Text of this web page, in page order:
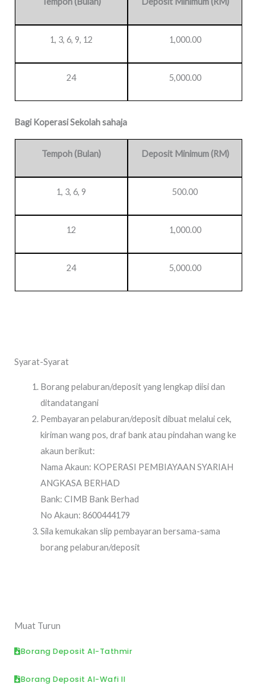
1, 3, 6, 9, 12 1,000.00
24 5,000.00
Bagi Koperasi Sekolah sahaja
Tempoh (Bulan) Deposit Minimum (RM)
1, 3, 6, 9 500.00
12 1,000.00
24 5,000.00
Syarat-Syarat
Borang pelaburan/deposit yang lengkap diisi dan
ditandatangani
Pembayaran pelaburan/deposit dibuat melalui cek,
kiriman wang pos, draf bank atau pindahan wang ke
akaun berikut:
Nama Akaun: KOPERASI PEMBIAYAAN SYARIAH
ANGKASA BERHAD
Bank: CIMB Bank Berhad
No Akaun: 8600444179
Sila kemukakan slip pembayaran bersama-sama
borang pelaburan/deposit
Muat Turun
Borang Deposit Al-Tathmir
Borang Deposit Al-Wafi II